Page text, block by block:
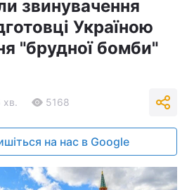
звинувачення
Україною
"брудної бомби"
хв. 5168
на нас в Google